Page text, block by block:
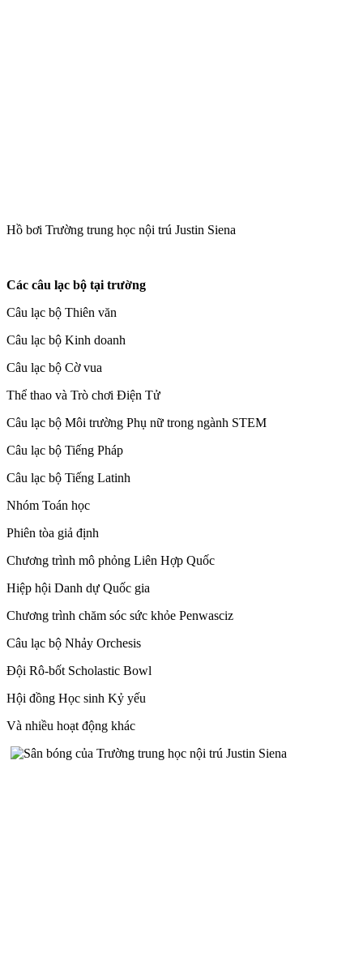
Hồ bơi Trường trung học nội trú Justin Siena
Các câu lạc bộ tại trường
Câu lạc bộ Thiên văn
Câu lạc bộ Kinh doanh
Câu lạc bộ Cờ vua
Thể thao và Trò chơi Điện Tử
Câu lạc bộ Môi trường Phụ nữ trong ngành STEM
Câu lạc bộ Tiếng Pháp
Câu lạc bộ Tiếng Latinh
Nhóm Toán học
Phiên tòa giả định
Chương trình mô phỏng Liên Hợp Quốc
Hiệp hội Danh dự Quốc gia
Chương trình chăm sóc sức khỏe Penwasciz
Câu lạc bộ Nhảy Orchesis
Đội Rô-bốt Scholastic Bowl
Hội đồng Học sinh Kỷ yếu
Và nhiều hoạt động khác